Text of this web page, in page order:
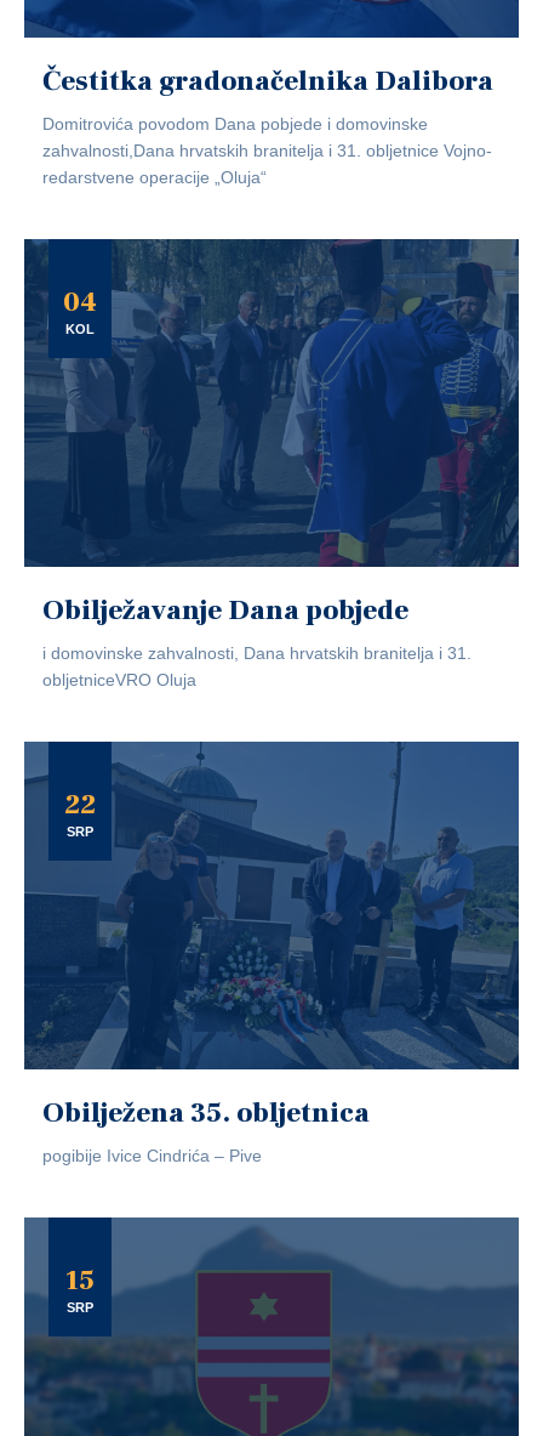
Čestitka gradonačelnika Dalibora
Domitrovića povodom Dana pobjede i domovinske
zahvalnosti,Dana hrvatskih branitelja i 31. obljetnice Vojno-
redarstvene operacije „Oluja“
04
KOL
Obilježavanje Dana pobjede
i domovinske zahvalnosti, Dana hrvatskih branitelja i 31.
obljetniceVRO Oluja
22
SRP
Obilježena 35. obljetnica
pogibije Ivice Cindrića – Pive
15
SRP